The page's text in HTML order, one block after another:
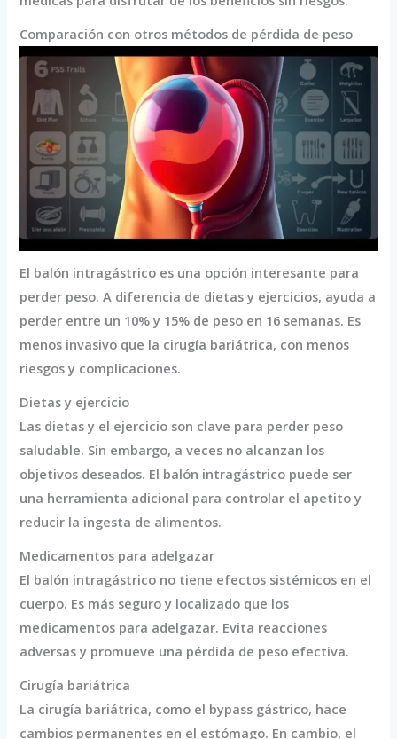
Comparación con otros métodos de pérdida de peso
El balón intragástrico es una opción interesante para
perder peso. A diferencia de dietas y ejercicios, ayuda a
perder entre un 10% y 15% de peso en 16 semanas. Es
menos invasivo que la cirugía bariátrica, con menos
riesgos y complicaciones.
Dietas y ejercicio
Las dietas y el ejercicio son clave para perder peso
saludable. Sin embargo, a veces no alcanzan los
objetivos deseados. El balón intragástrico puede ser
una herramienta adicional para controlar el apetito y
reducir la ingesta de alimentos.
Medicamentos para adelgazar
El balón intragástrico no tiene efectos sistémicos en el
cuerpo. Es más seguro y localizado que los
medicamentos para adelgazar. Evita reacciones
adversas y promueve una pérdida de peso efectiva.
Cirugía bariátrica
La cirugía bariátrica, como el bypass gástrico, hace
cambios permanentes en el estómago. En cambio, el